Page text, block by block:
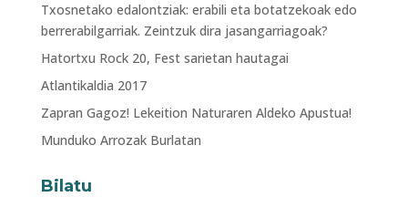
Txosnetako edalontziak: erabili eta botatzekoak edo
berrerabilgarriak. Zeintzuk dira jasangarriagoak?
Hatortxu Rock 20, Fest sarietan hautagai
Atlantikaldia 2017
Zapran Gagoz! Lekeition Naturaren Aldeko Apustua!
Munduko Arrozak Burlatan
Bilatu